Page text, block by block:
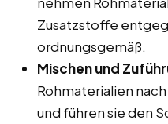
Zusatzstoffe
ordnungsgemäß.
Mischen und
Rohmaterialien
und führen sie den